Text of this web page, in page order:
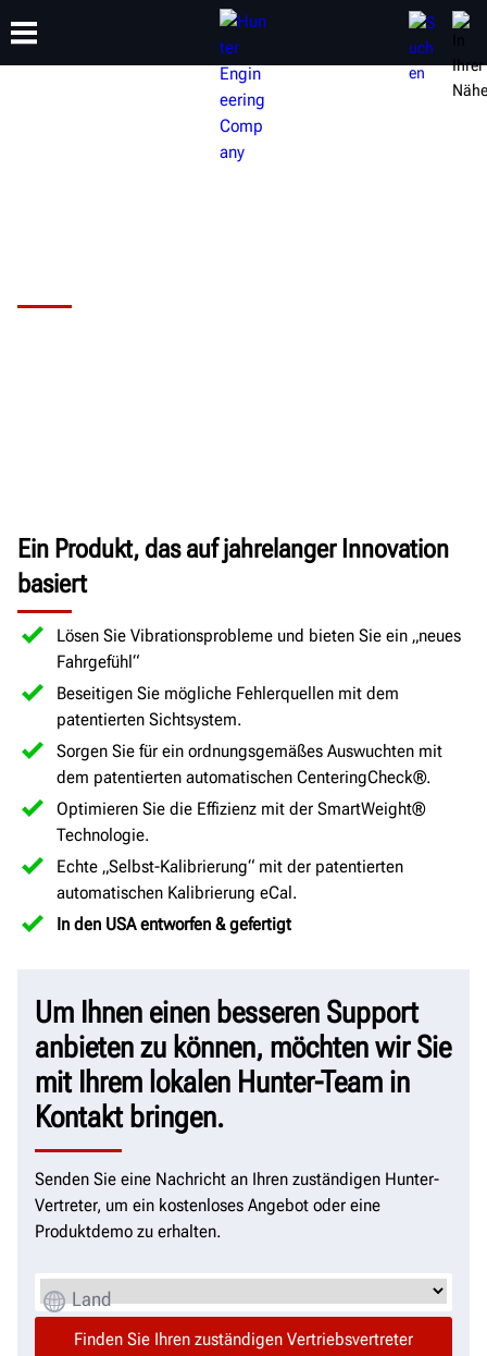
SCHULUNG
Ein Produkt, das auf jahrelanger Innovation
basiert
Lösen Sie Vibrationsprobleme und bieten Sie ein „neues
Fahrgefühl“
Beseitigen Sie mögliche Fehlerquellen mit dem
patentierten Sichtsystem.
Sorgen Sie für ein ordnungsgemäßes Auswuchten mit
dem patentierten automatischen CenteringCheck®.
Optimieren Sie die Effizienz mit der SmartWeight®
Technologie.
Echte „Selbst-Kalibrierung“ mit der patentierten
automatischen Kalibrierung eCal.
In den USA entworfen & gefertigt
Um Ihnen einen besseren Support
anbieten zu können, möchten wir Sie
mit Ihrem lokalen Hunter-Team in
Kontakt bringen.
Senden Sie eine Nachricht an Ihren zuständigen Hunter-
Vertreter, um ein kostenloses Angebot oder eine
Produktdemo zu erhalten.
Land